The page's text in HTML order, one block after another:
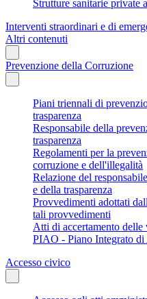
Strutture sanitarie private
Interventi straordinari e di
Altri contenuti
Prevenzione della Corruzione
Piani triennali di
trasparenza
Responsabile della
trasparenza
Regolamenti per la
corruzione e dell'illegalità
Relazione del
e della trasparenza
Provvedimenti adottati
tali provvedimenti
Atti di accertamento delle
PIAO - Piano Integrato
Accesso civico